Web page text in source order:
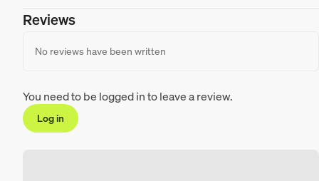
Reviews
No reviews have been written
You need to be logged in to leave a review.
Log in